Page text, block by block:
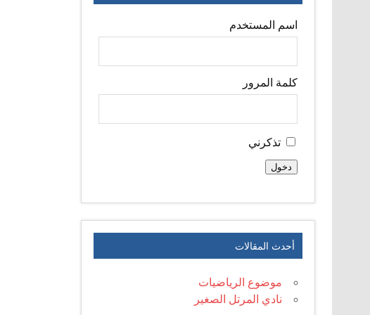
اسم المستخدم
كلمة المرور
تذكرني
دخول
أحدث المقالات
موضوع الرياضيات
نادي المرتل الصغير